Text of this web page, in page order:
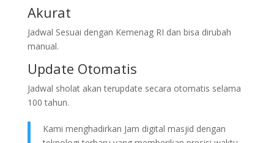
Akurat
Jadwal Sesuai dengan Kemenag RI dan bisa dirubah
manual.
Update Otomatis
Jadwal sholat akan terupdate secara otomatis selama
100 tahun.
Kami menghadirkan Jam digital masjid dengan